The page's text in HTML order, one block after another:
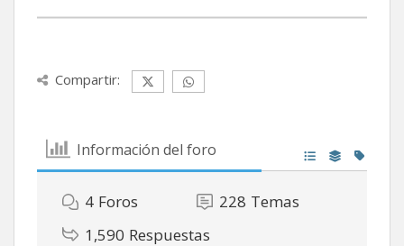
Compartir:
Información del foro
4 Foros 228 Temas
1,590 Respuestas